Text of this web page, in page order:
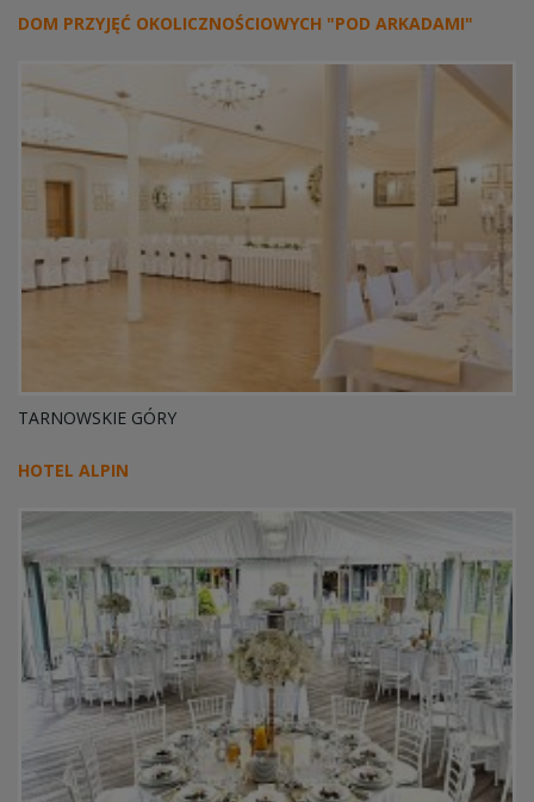
DOM PRZYJĘĆ OKOLICZNOŚCIOWYCH "POD ARKADAMI"
TARNOWSKIE GÓRY
HOTEL ALPIN